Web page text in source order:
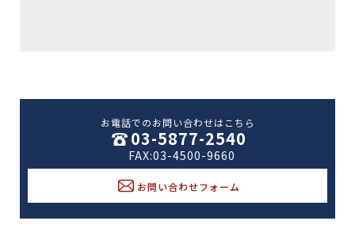
お電話でのお問い合わせはこちら
03-5877-2540
FAX:03-4500-9660
お問い合わせフォーム